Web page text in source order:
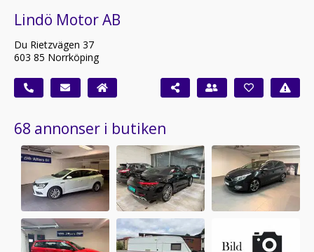
Lindö Motor AB
Du Rietzvägen 37
603 85 Norrköping
68 annonser i butiken